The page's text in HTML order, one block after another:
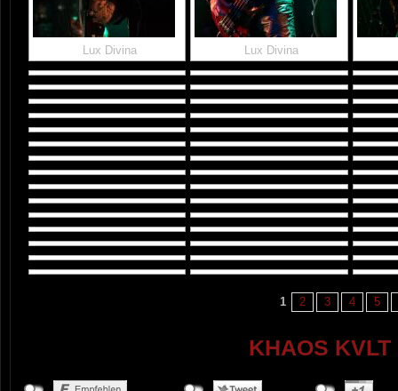
Lux Divina Lux Divina
1 2 3 4 5
KHAOS KVLT